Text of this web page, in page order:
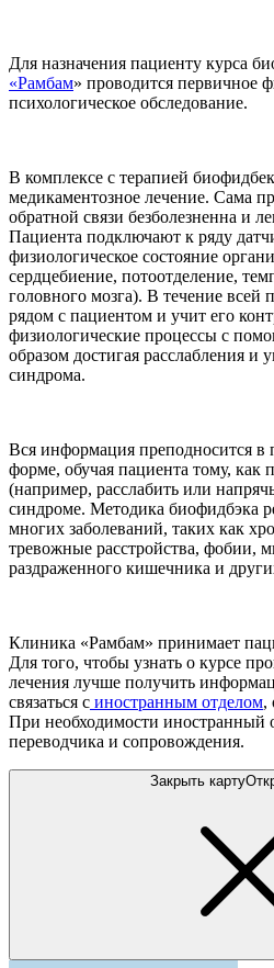
Для назначения пациенту курса
«Рамбам» проводится первичное
психологическое обследование.
В комплексе с терапией
медикаментозное лечение. Сама
обратной связи безболезненна и
Пациента подключают к ряду
физиологическое состояние
сердцебиение, потоотделение,
головного мозга). В течение всей
рядом с пациентом и учит его
физиологические процессы с
образом достигая расслабления и
синдрома.
Вся информация преподносится в
форме, обучая пациента тому, как
(например, расслабить или
синдроме. Методика биофидбэка
многих заболеваний, таких как
тревожные расстройства, фобии,
раздраженного кишечника и
Клиника «Рамбам» принимает
Для того, чтобы узнать о курсе
лечения лучше получить
связаться с иностранным отделом,
При необходимости иностранный
переводчика и сопровождения.
Закрыть карту